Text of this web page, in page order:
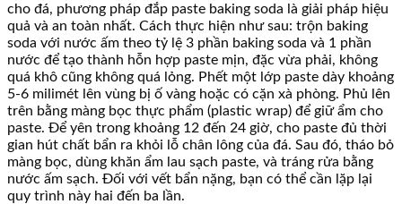
cho đá, phương pháp đắp paste baking soda là giải pháp hiệu
quả và an toàn nhất. Cách thực hiện như sau: trộn baking
soda với nước ấm theo tỷ lệ 3 phần baking soda và 1 phần
nước để tạo thành hỗn hợp paste mịn, đặc vừa phải, không
quá khô cũng không quá lỏng. Phết một lớp paste dày khoảng
5-6 milimét lên vùng bị ố vàng hoặc có cặn xà phòng. Phủ lên
trên bằng màng bọc thực phẩm (plastic wrap) để giữ ẩm cho
paste. Để yên trong khoảng 12 đến 24 giờ, cho paste đủ thời
gian hút chất bẩn ra khỏi lỗ chân lông của đá. Sau đó, tháo bỏ
màng bọc, dùng khăn ẩm lau sạch paste, và tráng rửa bằng
nước ấm sạch. Đối với vết bẩn nặng, bạn có thể cần lặp lại
quy trình này hai đến ba lần.